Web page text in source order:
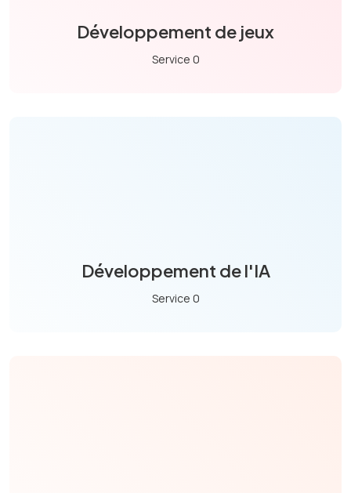
Développement de jeux
Service 0
Développement de l'IA
Service 0